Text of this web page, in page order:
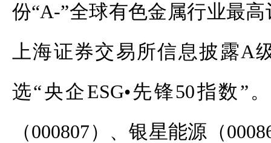
份“A-”全球有色金属行业最
上海证券交易所信息披露A
选“央企ESG•先锋50指数”
（000807）、银星能源（